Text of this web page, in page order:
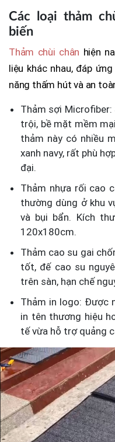
Các loại thảm
biến
Thảm chùi chân hiện
liệu khác nhau, đáp
năng thấm hút và an
Thảm sợi
trội, bề mặt mềm
thảm này có nhiều
xanh navy, rất phù
đại.
Thảm nhựa rối cao
thường dùng ở khu
và bụi bẩn. Kích
120x180cm.
Thảm cao su gai
tốt, đế cao su
trên sàn, hạn chế
Thảm in logo: Được
in tên thương hiệu
tế vừa hỗ trợ quảng